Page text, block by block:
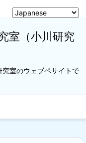
室（小川研究
室のウェブペサイトで